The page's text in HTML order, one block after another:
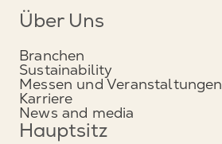
Über Uns
Branchen
Sustainability
Messen und Veranstaltungen
Karriere
News and media
Hauptsitz